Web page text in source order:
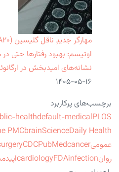
اوتیسم: بهبود رفتارها حتی
نشانه‌های امیدبخش در
۱۴۰۵-۰۵-۱۶
برچسب‌های پرکاربرد
healthdefault-medicalPLOS
PMCbrainScienceDaily Health
عمومی
CDCPubMedcancer
روان
cardiologyFDAinfection